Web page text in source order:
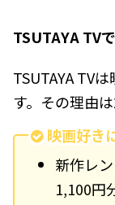
TSUTAYA TV
TSUTAYA TV
す。その理由は
映画好き
新作レ
1,100円